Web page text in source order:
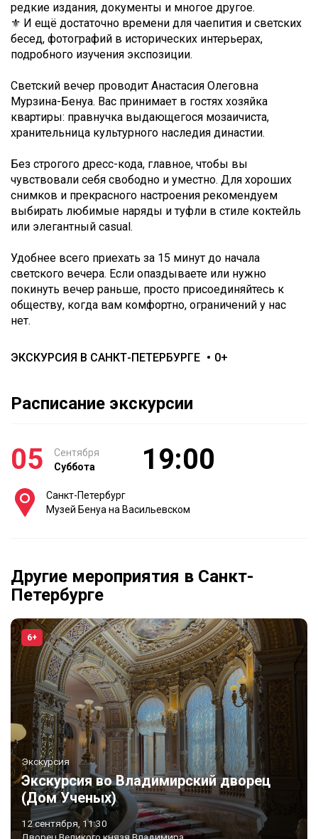
редкие издания, документы и многое другое.
⚜️ И ещё достаточно времени для чаепития и светских
бесед, фотографий в исторических интерьерах,
подробного изучения экспозиции.
Светский вечер проводит Анастасия Олеговна
Мурзина-Бенуа. Вас принимает в гостях хозяйка
квартиры: правнучка выдающегося мозаичиста,
хранительница культурного наследия династии.
Без строгого дресс-кода, главное, чтобы вы
чувствовали себя свободно и уместно. Для хороших
снимков и прекрасного настроения рекомендуем
выбирать любимые наряды и туфли в стиле коктейль
или элегантный casual.
Удобнее всего приехать за 15 минут до начала
светского вечера. Если опаздываете или нужно
покинуть вечер раньше, просто присоединяйтесь к
обществу, когда вам комфортно, ограничений у нас
нет.
ЭКСКУРСИЯ В САНКТ-ПЕТЕРБУРГЕ 0+
Расписание экскурсии
05
Сентября
Суббота
19:00
Санкт-Петербург
Музей Бенуа на Васильевском
Другие мероприятия в Санкт-
Петербурге
6+
Экскурсия
Экскурсия во Владимирский дворец
(Дом Ученых)
12 сентября, 11:30